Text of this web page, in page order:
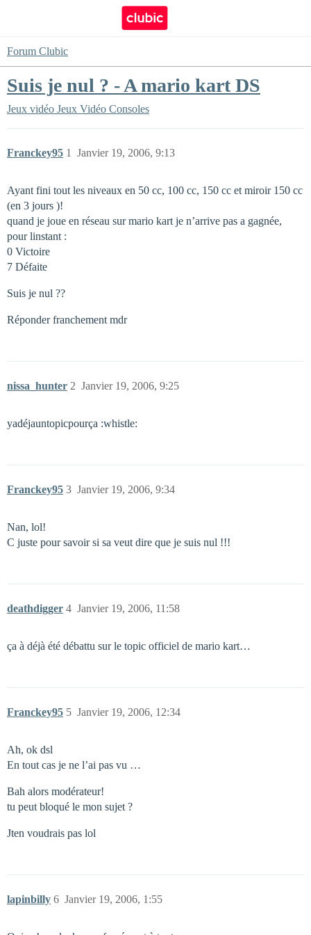
Forum Clubic
Suis je nul ? - A mario kart DS
Jeux vidéo Jeux Vidéo Consoles
Franckey95 Janvier 19, 2006, 9:13
1
Ayant fini tout les niveaux en 50 cc, 100 cc, 150 cc et miroir 150 cc
(en 3 jours )!
quand je joue en réseau sur mario kart je n’arrive pas a gagnée,
pour linstant :
0 Victoire
7 Défaite
Suis je nul ??
Réponder franchement mdr
nissa_hunter Janvier 19, 2006, 9:25
2
yadéjauntopicpourça :whistle:
Franckey95 Janvier 19, 2006, 9:34
3
Nan, lol!
C juste pour savoir si sa veut dire que je suis nul !!!
deathdigger Janvier 19, 2006, 11:58
4
ça à déjà été débattu sur le topic officiel de mario kart…
Franckey95 Janvier 19, 2006, 12:34
5
Ah, ok dsl
En tout cas je ne l’ai pas vu …
Bah alors modérateur!
tu peut bloqué le mon sujet ?
Jten voudrais pas lol
lapinbilly Janvier 19, 2006, 1:55
6